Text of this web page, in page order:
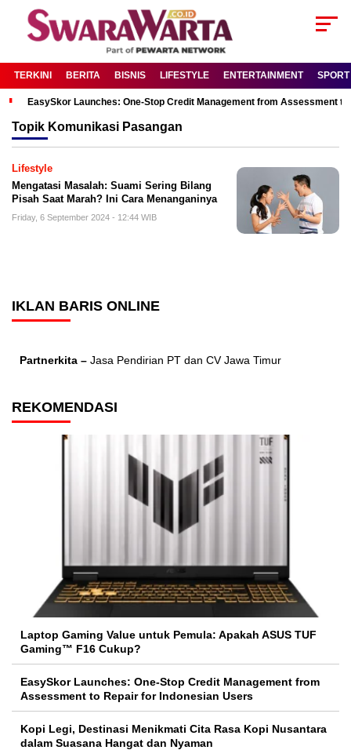
TERKINI BERITA BISNIS LIFESTYLE ENTERTAINMENT SPORT
EasySkor Launches: One-Stop Credit Management from Assessment
Topik Komunikasi Pasangan
Lifestyle
Mengatasi Masalah: Suami Sering Bilang
Pisah Saat Marah? Ini Cara Menanganinya
Friday, 6 September 2024 - 12:44 WIB
IKLAN BARIS ONLINE
Partnerkita – Jasa Pendirian PT dan CV Jawa Timur
REKOMENDASI
Laptop Gaming Value untuk Pemula: Apakah ASUS TUF
Gaming™ F16 Cukup?
EasySkor Launches: One-Stop Credit Management from
Assessment to Repair for Indonesian Users
Kopi Legi, Destinasi Menikmati Cita Rasa Kopi Nusantara
dalam Suasana Hangat dan Nyaman